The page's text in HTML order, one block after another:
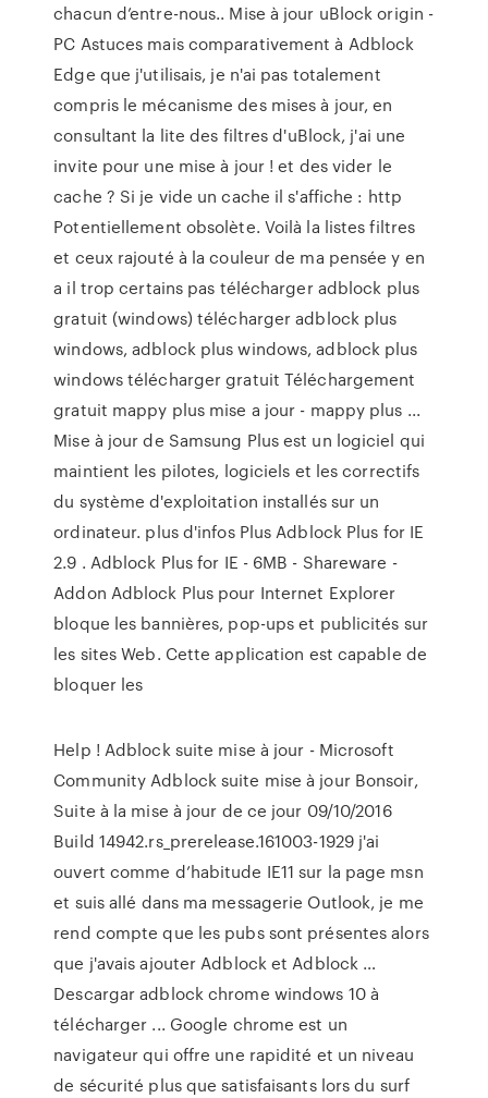
chacun d’entre-nous.. Mise à jour uBlock origin -
PC Astuces mais comparativement à Adblock
Edge que j'utilisais, je n'ai pas totalement
compris le mécanisme des mises à jour, en
consultant la lite des filtres d'uBlock, j'ai une
invite pour une mise à jour ! et des vider le
cache ? Si je vide un cache il s'affiche : http
Potentiellement obsolète. Voilà la listes filtres
et ceux rajouté à la couleur de ma pensée y en
a il trop certains pas télécharger adblock plus
gratuit (windows) télécharger adblock plus
windows, adblock plus windows, adblock plus
windows télécharger gratuit Téléchargement
gratuit mappy plus mise a jour - mappy plus ...
Mise à jour de Samsung Plus est un logiciel qui
maintient les pilotes, logiciels et les correctifs
du système d'exploitation installés sur un
ordinateur. plus d'infos Plus Adblock Plus for IE
2.9 . Adblock Plus for IE - 6MB - Shareware -
Addon Adblock Plus pour Internet Explorer
bloque les bannières, pop-ups et publicités sur
les sites Web. Cette application est capable de
bloquer les
Help ! Adblock suite mise à jour - Microsoft
Community Adblock suite mise à jour Bonsoir,
Suite à la mise à jour de ce jour 09/10/2016
Build 14942.rs_prerelease.161003-1929 j'ai
ouvert comme d’habitude IE11 sur la page msn
et suis allé dans ma messagerie Outlook, je me
rend compte que les pubs sont présentes alors
que j'avais ajouter Adblock et Adblock …
Descargar adblock chrome windows 10 à
télécharger ... Google chrome est un
navigateur qui offre une rapidité et un niveau
de sécurité plus que satisfaisants lors du surf